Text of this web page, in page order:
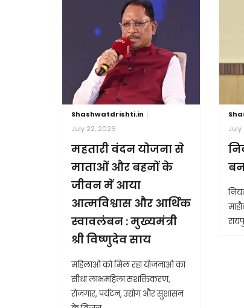
Shashwatdrishti.in
July 22, 2026
महतारी वंदन योजना से
माताओं और बहनों के
जीवन में आया
आत्मविश्वास और आर्थिक
स्वावलंबन : मुख्यमंत्री
श्री विष्णुदेव साय
महिलाओं को मिल रहा योजनाओं का
सीधा लाभमहिला सशक्तिकरण,
रोजगार, पर्यटन, उद्योग और सुशासन
July